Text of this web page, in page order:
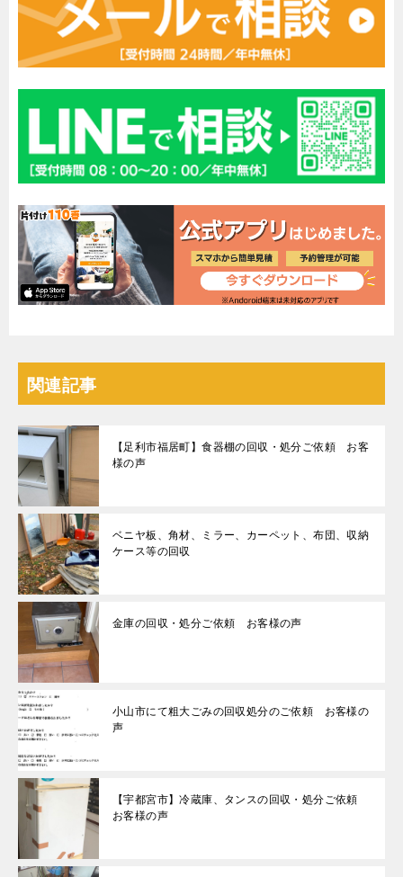
関連記事
【足利市福居町】食器棚の回収・処分ご依頼 お客
様の声
ベニヤ板、角材、ミラー、カーペット、布団、収納
ケース等の回収
金庫の回収・処分ご依頼 お客様の声
小山市にて粗大ごみの回収処分のご依頼 お客様の
声
【宇都宮市】冷蔵庫、タンスの回収・処分ご依頼
お客様の声